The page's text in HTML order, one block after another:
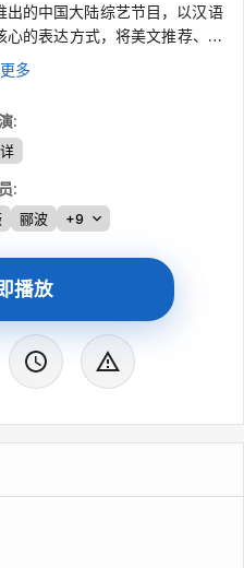
出的中国大陆综艺节目，以汉语
的表达方式，将美文推荐、美
茜、马薇薇、郦波、吴淡如等
常生活里被时间沉淀、能触动
多
:
:
郦波 +9
播放